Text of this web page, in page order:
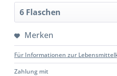
Merken
Für Informationen zur
Zahlung mit